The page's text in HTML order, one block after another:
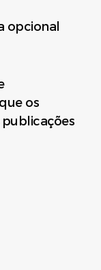
opcional
os